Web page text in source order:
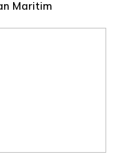
Maritim